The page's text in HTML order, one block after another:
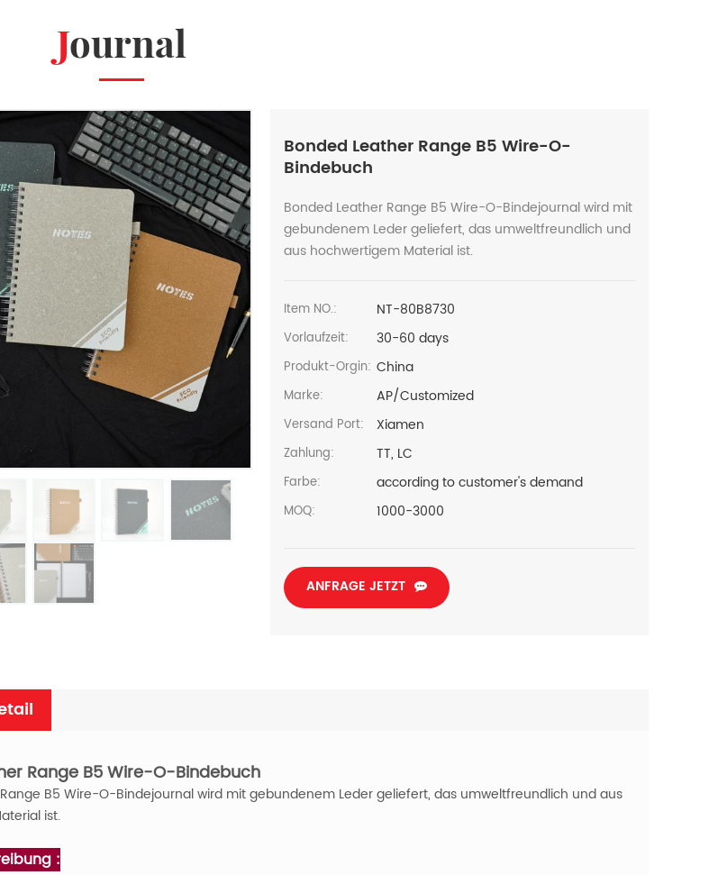
Journal
Bonded Leather Range B5 Wire-O-
Bindebuch
Bonded Leather Range B5 Wire-O-Bindejournal wird mit
gebundenem Leder geliefert, das umweltfreundlich und
aus hochwertigem Material ist.
Item NO.: NT-80B8730
Vorlaufzeit: 30-60 days
Produkt-Orgin: China
Marke: AP/Customized
Versand Port: Xiamen
Zahlung: TT, LC
Farbe: according to customer's demand
MOQ: 1000-3000
ANFRAGE JETZT
Range B5 Wire-O-Bindebuch
B5 Wire-O-Bindejournalwird mit gebundenem Leder geliefert, das umweltfreundlich und aus
ist.
: